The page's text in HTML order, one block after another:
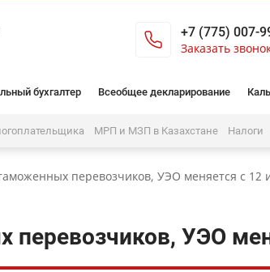
+7 (775) 007-
Заказать
бухгалтер Всеобщее декларирование
МРП и МЗП в Казахстане Налоги
перевозчиков, УЭО меняется с 12
УЭО